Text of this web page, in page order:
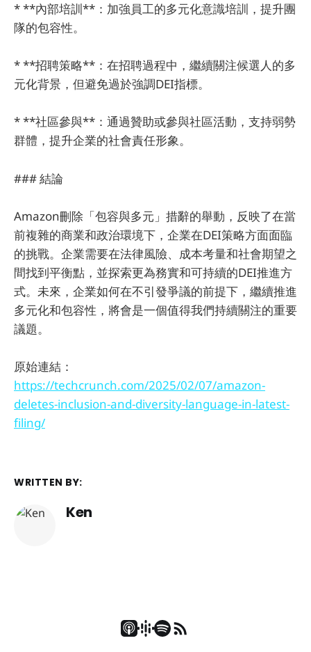
* **內部培訓**：加強員工的多元化意識培訓，提升團
隊的包容性。
* **招聘策略**：在招聘過程中，繼續關注候選人的多
元化背景，但避免過於強調DEI指標。
* **社區參與**：通過贊助或參與社區活動，支持弱勢
群體，提升企業的社會責任形象。
### 結論
Amazon刪除「包容與多元」措辭的舉動，反映了在當
前複雜的商業和政治環境下，企業在DEI策略方面面臨
的挑戰。企業需要在法律風險、成本考量和社會期望之
間找到平衡點，並探索更為務實和可持續的DEI推進方
式。未來，企業如何在不引發爭議的前提下，繼續推進
多元化和包容性，將會是一個值得我們持續關注的重要
議題。
原始連結：
https://techcrunch.com/2025/02/07/amazon-
deletes-inclusion-and-diversity-language-in-latest-
filing/
WRITTEN BY:
Ken